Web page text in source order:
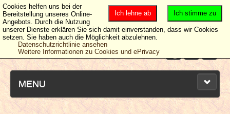
MENU
Ich stimme zu
Ich lehne ab
Cookies helfen uns bei der
Bereitstellung unseres Online-
Angebots. Durch die Nutzung
unserer Dienste erklären Sie sich damit einverstanden, dass wir Cookies
setzen. Sie haben auch die Möglichkeit abzulehnen.
Datenschutzrichtlinie ansehen
Weitere Informationen zu Cookies und ePrivacy